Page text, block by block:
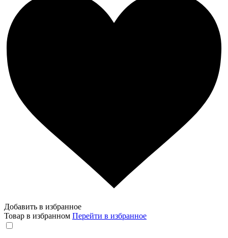
Добавить в избранное
Товар в избранном Перейти в избранное